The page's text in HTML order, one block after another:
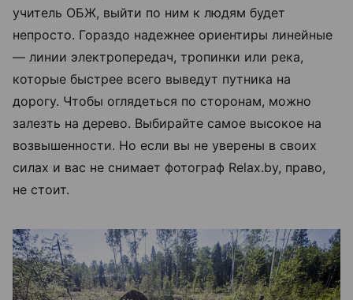
учитель ОБЖ, выйти по ним к людям будет
непросто. Гораздо надежнее ориентиры линейные
— линии электропередач, тропинки или река,
которые быстрее всего выведут путника на
дорогу. Чтобы оглядеться по сторонам, можно
залезть на дерево. Выбирайте самое высокое на
возвышенности. Но если вы не уверены в своих
силах и вас не снимает фотограф Relax.by, право,
не стоит.